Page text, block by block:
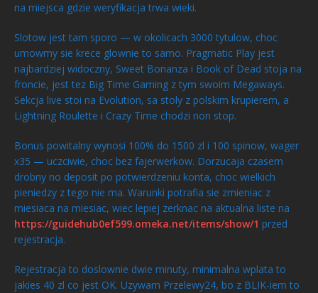
na miejsca gdzie weryfikacja trwa wieki.
Slotow jest tam sporo — w okolicach 3000 tytulow, choc
umowmy sie krece glownie to samo. Pragmatic Play jest
najbardziej widoczny, Sweet Bonanza i Book of Dead stoja na
froncie, jest tez Big Time Gaming z tym swoim Megaways.
Sekcja live stoi na Evolution, sa stoly z polskim krupierem, a
Lightning Roulette i Crazy Time chodzi non stop.
Bonus powitalny wynosi 100% do 1500 zl i 100 spinow, wager
x35 — uczciwie, choc bez fajerwerkow. Dorzucaja czasem
drobny no deposit po potwierdzeniu konta, choc wielkich
pieniedzy z tego nie ma. Warunki potrafia sie zmieniac z
miesiaca na miesiac, wiec lepiej zerknac na aktualna liste na
https://guidehub0ef599.omeka.net/items/show/1 przed
rejestracja.
Rejestracja to doslownie dwie minuty, minimalna wplata to
jakies 40 zl co jest OK. Uzywam Przelewy24, bo z BLIK-iem to